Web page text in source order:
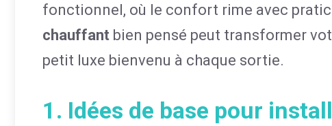
fonctionnel, où le confort rime avec
chauffant bien pensé peut transformer
petit luxe bienvenu à chaque sortie.
1. Idées de base pour